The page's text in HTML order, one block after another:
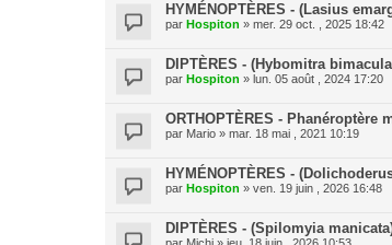
HYMÉNOPTÈRES - (Lasius
par Hospiton » mer. 29 oct. , 2025 18:42
DIPTÈRES - (Hybomitra
par Hospiton » lun. 05 août , 2024 17:20
ORTHOPTÈRES - Phanéroptère
par Mario » mar. 18 mai , 2021 10:19
HYMÉNOPTÈRES -
par Hospiton » ven. 19 juin , 2026 16:48
DIPTÈRES - (Spilomyia